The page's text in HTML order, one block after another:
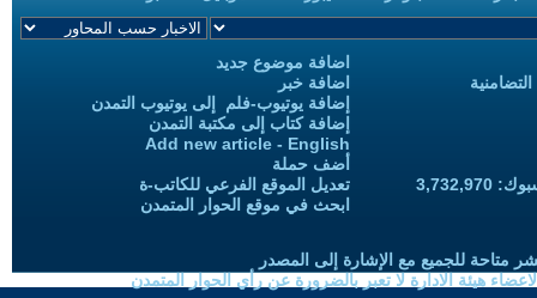
اضافة موضوع جديد
اضافة خبر
إضافة يوتيوب-فلم إلى يوتيوب التمدن
إضافة كتاب إلى مكتبة التمدن
Add new article - English
أضف حملة
تعديل الموقع الفرعي للكاتب-ة
ابحث في موقع الحوار المتمدن
متاحة للجميع مع الإشارة إلى المصدر
هيئة الادارة لا تعبر بالضرورة عن رأي الحوار المتمدن